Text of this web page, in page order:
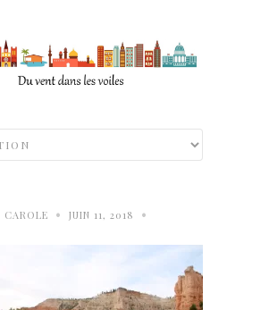
CAROLE • JUIN 11, 2018 •